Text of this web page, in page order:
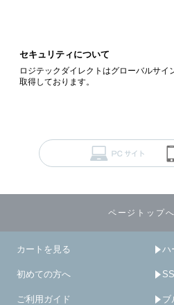
セキュリティについて
ロジテックダイレクトはグローバルサイ
取得しております。
ページトップ
カートを見る
初めての方へ
ご利用ガイド
ハ
ブ